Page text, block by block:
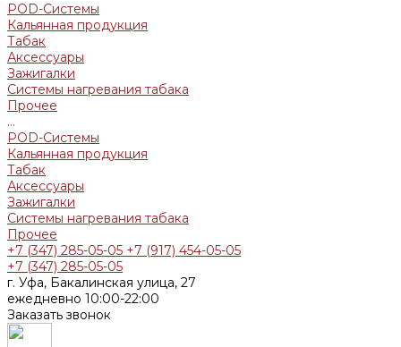
POD-Системы
Кальянная продукция
Табак
Аксессуары
Зажигалки
Системы нагревания табака
Прочее
...
POD-Системы
Кальянная продукция
Табак
Аксессуары
Зажигалки
Системы нагревания табака
Прочее
+7 (347) 285-05-05 +7 (917) 454-05-05
+7 (347) 285-05-05
г. Уфа, Бакалинская улица, 27
ежедневно 10:00-22:00
Заказать звонок